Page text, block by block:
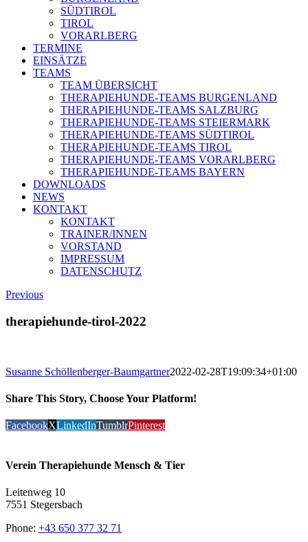
SÜDTIROL
TIROL
VORARLBERG
TERMINE
EINSÄTZE
TEAMS
TEAM ÜBERSICHT
THERAPIEHUNDE-TEAMS BURGENLAND
THERAPIEHUNDE-TEAMS SALZBURG
THERAPIEHUNDE-TEAMS STEIERMARK
THERAPIEHUNDE-TEAMS SÜDTIROL
THERAPIEHUNDE-TEAMS TIROL
THERAPIEHUNDE-TEAMS VORARLBERG
THERAPIEHUNDE-TEAMS BAYERN
DOWNLOADS
NEWS
KONTAKT
KONTAKT
TRAINER/INNEN
VORSTAND
IMPRESSUM
DATENSCHUTZ
Previous
therapiehunde-tirol-2022
Susanne Schöllenberger-Baumgartner2022-02-28T19:09:34+01:00
Share This Story, Choose Your Platform!
FacebookXLinkedInTumblrPinterest
Verein Therapiehunde Mensch & Tier
Leitenweg 10
7551 Stegersbach
Phone: +43 650 377 32 71